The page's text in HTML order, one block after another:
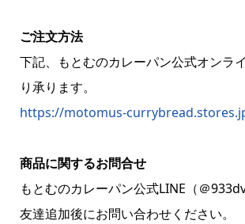
ご注文方法
下記、もとむのカレーパン公式オンラ
り承ります。
https://motomus-
商品に関するお問合せ
もとむのカレーパン公式LINE（＠
友達追加後にお問い合わせください。